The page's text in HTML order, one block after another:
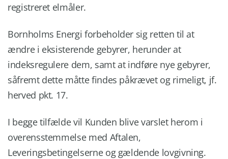
registreret elmåler.
Bornholms Energi forbeholder sig retten til at
ændre i eksisterende gebyrer, herunder at
indeksregulere dem, samt at indføre nye gebyrer,
såfremt dette måtte findes påkrævet og rimeligt, jf.
herved pkt. 17.
I begge tilfælde vil Kunden blive varslet herom i
overensstemmelse med Aftalen,
Leveringsbetingelserne og gældende lovgivning.